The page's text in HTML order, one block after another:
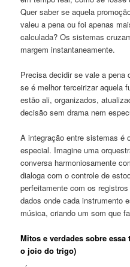
Quer saber se aquela
valeu a pena ou foi apenas
calculada? Os sistemas
margem instantaneamente.
Precisa decidir se vale a pena
se é melhor terceirizar aquela
estão ali, organizados,
decisão sem drama nem
A integração entre sistemas é
especial. Imagine uma
conversa harmoniosamente
dialoga com o controle de
perfeitamente com os
dados onde cada instrumento
música, criando um som que
Mitos e verdades sobre
o joio do trigo)